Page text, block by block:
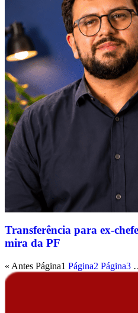
Transferência para ex-
mira da PF
« Antes Página1 Página2 Página3